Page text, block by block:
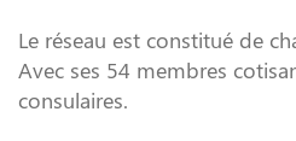
Le réseau est constitué de
Avec ses 54 membres
consulaires.